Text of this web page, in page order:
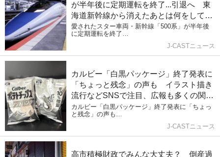
が半年後に定期運転を終了...引退へ 東
海道新幹線から消えたあとは何をしてい
たか
愛されたスター車両・新幹線「500系」が半年後
に定期運転を終了…
J-CASTニュース
カルビー「白黒パッケージ」終了発表に
「ちょっと残念」の声も イラスト描き
流行などSNSで注目、広報も多くの関心
「認識」
カルビー「白黒パッケージ」終了発表に「ちょっ
と残念」の声も…
J-CASTニュース
高市積極財政でみんな大丈夫？ 倒産過